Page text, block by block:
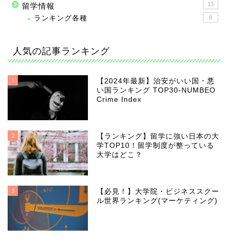
留学情報 13
ランキング各種 8
人気の記事ランキング
1
【2024年最新】治安がいい国・悪
い国ランキング TOP30-NUMBEO
Crime Index
2
【ランキング】留学に強い日本の大
学TOP10！留学制度が整っている
大学はどこ？
3
【必見！】大学院・ビジネススクー
ル世界ランキング(マーケティング)